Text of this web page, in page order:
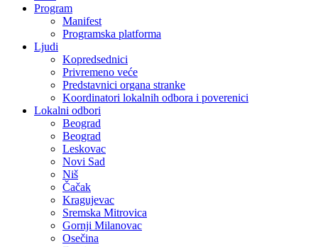
Program
Manifest
Programska platforma
Ljudi
Kopredsednici
Privremeno veće
Predstavnici organa stranke
Koordinatori lokalnih odbora i poverenici
Lokalni odbori
Beograd
Beograd
Leskovac
Novi Sad
Niš
Čačak
Kragujevac
Sremska Mitrovica
Gornji Milanovac
Osečina